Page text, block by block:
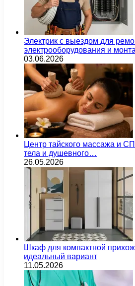
Электрик с выездом для
электрооборудования и
03.06.2026
Центр тайского массажа и
тела и душевного…
26.05.2026
Шкаф для компактной
идеальный вариант
11.05.2026